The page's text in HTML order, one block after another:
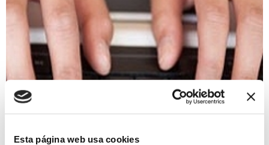
Esta página web usa cookies